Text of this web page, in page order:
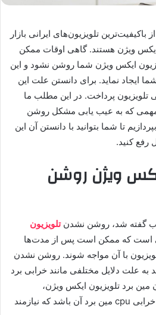
تلویزیون‌های ایرانی بازار
ایکس ویژن هستند. گاهی اوقات ممکن
ایکس ویژن شما روشن نشود و این
ایجاد نماید. برای دانستن علت این
تلویزیون پرداخت. در این مطلب ما
که به عیب یابی مشکل روشن
تا شما بتوانید با دانستن آن این
رفع کنید.
ویژن روشن
گفته شد، روشن نشدنتلویزیون
است که ممکن است پس از مدت‌ها
با آن مواجه شوند. روشن نشدن
به علت دلایل مختلفی مانند خرابی برد
برد تلویزیون ایکس ویژن،
فرسودگی قطعات برد پاور، خرابی cpu مین برد آن باشد که نیازمند